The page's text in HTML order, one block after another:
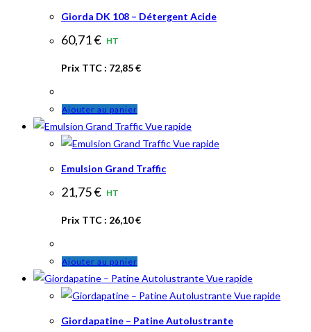
Giorda DK 108 – Détergent Acide
60,71€ HT
Prix TTC : 72,85€
Ajouter au panier
Vue rapide
Vue rapide
Emulsion Grand Traffic
21,75€ HT
Prix TTC : 26,10€
Ajouter au panier
Vue rapide
Vue rapide
Giordapatine – Patine Autolustrante